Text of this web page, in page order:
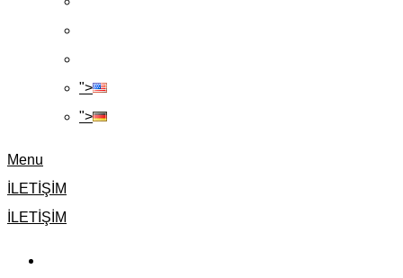
">
">
Menu
İLETİŞİM
İLETİŞİM